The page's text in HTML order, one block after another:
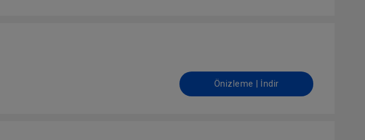
Önizleme | İndir